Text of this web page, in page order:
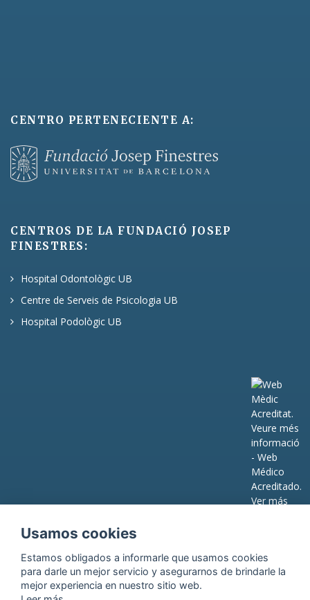
CENTRO PERTENECIENTE A:
CENTROS DE LA FUNDACIÓ JOSEP
FINESTRES:
Hospital Odontològic UB
Centre de Serveis de Psicologia UB
Hospital Podològic UB
Usamos cookies
Estamos obligados a informarle que usamos cookies
para darle un mejor servicio y asegurarnos de brindarle la
mejor experiencia en nuestro sitio web.